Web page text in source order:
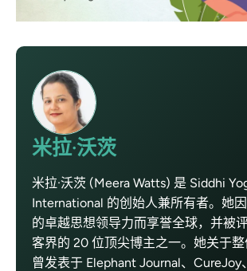
米拉·沃茨
米拉·沃茨 (Meera Watts) 是 Siddhi
International 的创始人兼所有者。她
的卓越思想领导力而享誉全球，并被
客界的 20 位顶尖博主之一。她关于
曾发表于 Elephant Journal、CureJoy、